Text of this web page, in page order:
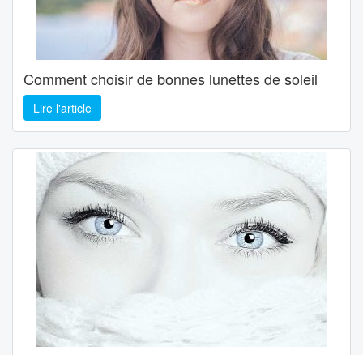
Comment choisir de bonnes lunettes de soleil
Lire l'article